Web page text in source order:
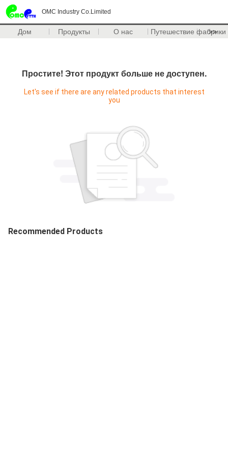
OMC Industry Co.Limited
Дом Продукты О нас Путешествие фабрики
>>
Простите! Этот продукт больше не доступен.
Let's see if there are any related products that interest
you
Recommended Products